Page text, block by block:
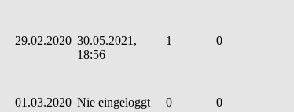
29.02.2020 30.05.2021,
18:56
1 0
01.03.2020 Nie eingeloggt 0 0